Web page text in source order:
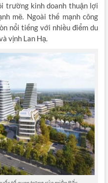
trường kinh doanh thuận lợi
mẽ. Ngoài thế mạnh công
nổi tiếng với nhiều điểm du
vịnh Lan Hạ.